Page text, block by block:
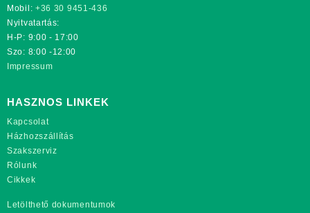
Mobil: +36 30 9451-436
Nyitvatartás:
H-P: 9:00 - 17:00
Szo: 8:00 -12:00
Impressum
HASZNOS LINKEK
Kapcsolat
Házhozszállítás
Szakszerviz
Rólunk
Cikkek
Letölthető dokumentumok